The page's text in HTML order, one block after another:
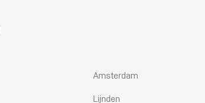
Amsterdam
Lijnden